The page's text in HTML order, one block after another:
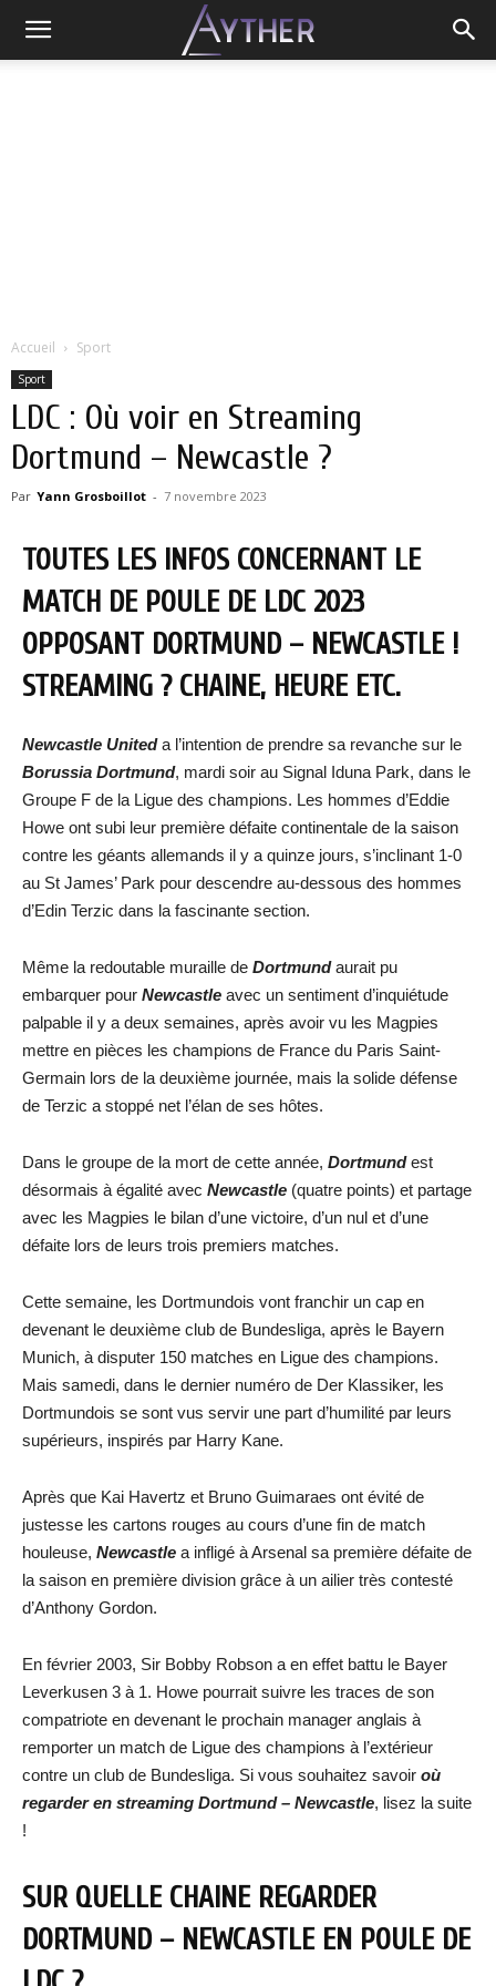
Accueil Sport
Sport
LDC : Où voir en Streaming
Dortmund – Newcastle ?
Par Yann Grosboillot - 7 novembre 2023
TOUTES LES INFOS CONCERNANT LE
MATCH DE POULE DE LDC 2023
OPPOSANT DORTMUND – NEWCASTLE !
STREAMING ? CHAINE, HEURE ETC.
Newcastle Uniteda l’intention de prendre sa revanche sur le
Borussia Dortmund, mardi soir au Signal Iduna Park, dans le
Groupe F de la Ligue des champions. Les hommes d’Eddie
Howe ont subi leur première défaite continentale de la saison
contre les géants allemands il y a quinze jours, s’inclinant 1-0
au St James’ Park pour descendre au-dessous des hommes
d’Edin Terzic dans la fascinante section.
Même la redoutable muraille de Dortmundaurait pu
embarquer pour Newcastle avec un sentiment d’inquiétude
palpable il y a deux semaines, après avoir vu les Magpies
mettre en pièces les champions de France du Paris Saint-
Germain lors de la deuxième journée, mais la solide défense
de Terzic a stoppé net l’élan de ses hôtes.
Dans le groupe de la mort de cette année, Dortmundest
désormais à égalité avec Newcastle (quatre points) et partage
avec les Magpies le bilan d’une victoire, d’un nul et d’une
défaite lors de leurs trois premiers matches.
Cette semaine, les Dortmundois vont franchir un cap en
devenant le deuxième club de Bundesliga, après le Bayern
Munich, à disputer 150 matches en Ligue des champions.
Mais samedi, dans le dernier numéro de Der Klassiker, les
Dortmundois se sont vus servir une part d’humilité par leurs
supérieurs, inspirés par Harry Kane.
Après que Kai Havertz et Bruno Guimaraes ont évité de
justesse les cartons rouges au cours d’une fin de match
houleuse, Newcastle a infligé à Arsenal sa première défaite de
la saison en première division grâce à un ailier très contesté
d’Anthony Gordon.
En février 2003, Sir Bobby Robson a en effet battu le Bayer
Leverkusen 3 à 1. Howe pourrait suivre les traces de son
compatriote en devenant le prochain manager anglais à
remporter un match de Ligue des champions à l’extérieur
contre un club de Bundesliga. Si vous souhaitez savoir où
regarder en streaming Dortmund – Newcastle, lisez la suite
!
SUR QUELLE CHAINE REGARDER
DORTMUND – NEWCASTLEEN POULE DE